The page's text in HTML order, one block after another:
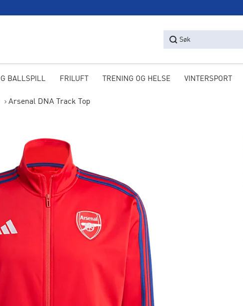
Søk
BALLSPILL FRILUFT TRENING OG HELSE VINTERSPORT
Arsenal DNA Track Top